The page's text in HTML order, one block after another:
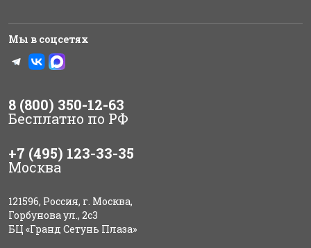
Мы в соцсетях
8 (800) 350-12-63
Бесплатно по РФ
+7 (495) 123-33-35
Москва
121596, Россия, г. Москва,
Горбунова ул., 2с3
БЦ «Гранд Сетунь Плаза»